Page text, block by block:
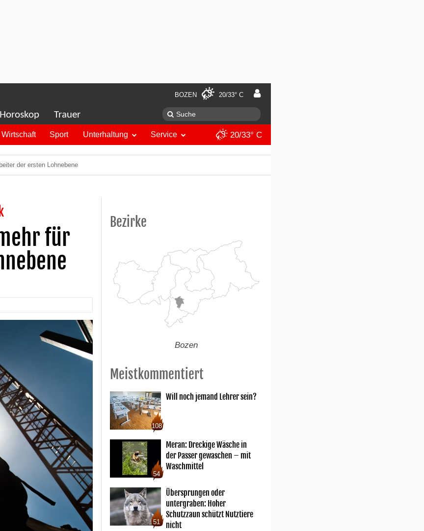
BOZEN 20/33° C
Horoskop Trauer
Wirtschaft Sport Unterhaltung Service 20/33° C
der ersten Lohnebene
für
Bezirke
Bozen
Meistkommentiert
108
Will noch jemand Lehrer sein?
54
Meran: Dreckige Wäsche in
der Passer gewaschen – mit
Waschmittel
51
Übersprungen oder
untergraben: Hoher
Schutzzaun schützt Nutztiere
nicht